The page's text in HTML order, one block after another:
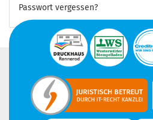
Passwort vergessen?